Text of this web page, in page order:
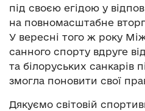
під своєю егідою у
на повномасштабне
У вересні того ж року
санного спорту вдруге
та білоруських санкарів
змогла поновити свої
Дякуємо світовій